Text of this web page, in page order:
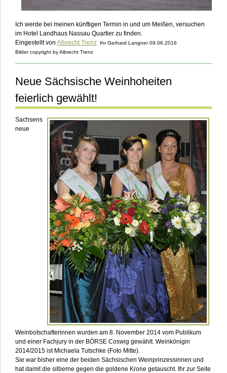
Ich werde bei meinen künftigen Termin in und um Meißen, versuchen
im Hotel Landhaus Nassau Quartier zu finden.
Eingestellt von Albrecht Trenz
Ihr Gerhard Langner 09.06.2016
Bilder copyright by Albrecht Trenz
Neue Sächsische Weinhoheiten
feierlich gewählt!
Sachsens
neue
Weinbotschafterinnen wurden am 8. November 2014 vom Publikum
und einer Fachjury in der BÖRSE Coswig gewählt. Weinkönigin
2014/2015 ist Michaela Tutschke (Foto Mitte).
Sie war bisher eine der beiden Sächsischen Weinprinzessinnen und
hat damit die silberne gegen die goldene Krone getauscht. Ihr zur Seite